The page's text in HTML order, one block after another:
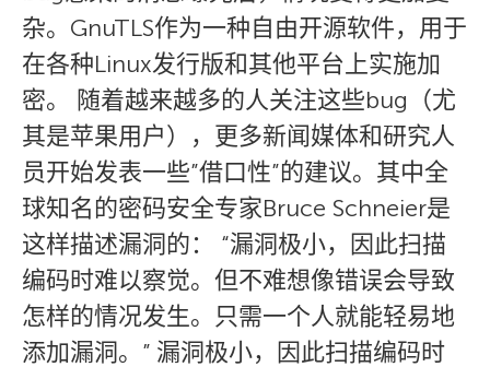
杂。GnuTLS作为一种自由开源软件，用于
在各种Linux发行版和其他平台上实施加
密。 随着越来越多的人关注这些bug（尤
其是苹果用户），更多新闻媒体和研究人
员开始发表一些”借口性”的建议。其中全
球知名的密码安全专家Bruce Schneier是
这样描述漏洞的： “漏洞极小，因此扫描
编码时难以察觉。但不难想像错误会导致
怎样的情况发生。只需一个人就能轻易地
添加漏洞。” 漏洞极小，因此扫描编码时